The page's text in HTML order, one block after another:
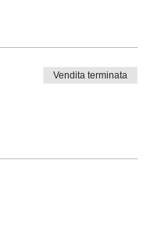
Vendita terminata